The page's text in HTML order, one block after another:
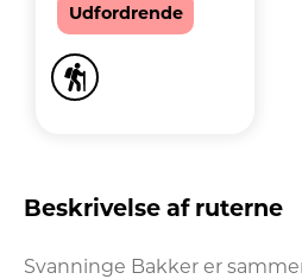
Udfordrende
Beskrivelse af ruterne
Svanninge Bakker er